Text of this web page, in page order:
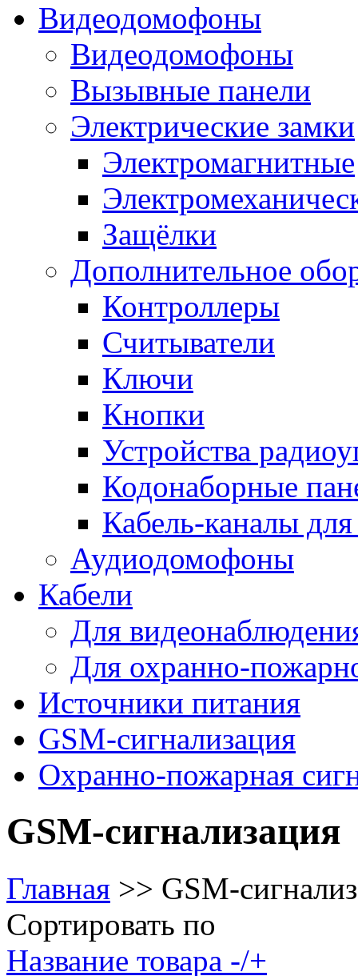
Видеодомофоны
Видеодомофоны
Вызывные панели
Электрические замки
Электромагнитные
Защёлки
Дополнительное
Контроллеры
Считыватели
Ключи
Кнопки
Устройства
Кодонаборные
Кабель-каналы
Аудиодомофоны
Кабели
Для
Для охранно-
Источники питания
GSM-сигнализация
Охранно-пожарная
GSM-сигнализация
Главная >> GSM-
Сортировать по
Название товара -/+